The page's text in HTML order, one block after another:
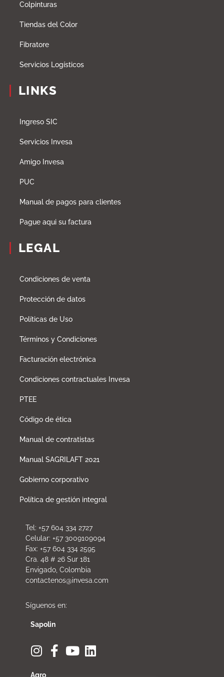
Colpinturas
Tiendas del Color
Fibratore
Servicios Logísticos
LINKS
Ingreso SIC
Servicios Invesa
Amigo Invesa
PUC
Manual de pagos para clientes
Pague aqui su factura
LEGAL
Condiciones de venta
Protección de datos
Políticas de Uso
Términos y Condiciones
Facturación electrónica
Condiciones contractuales Invesa
PTEE
Código de ética
Manual de contratistas
Manual SAGRILAFT 2021
Gobierno corporativo
Política de gestión integral
Tel: +57 604 334 2727
Celular: +57 3009109094
Fax: +57 604 334 2595
Cra. 48 # 26 Sur 181
Envigado, Colombia
contactenos@invesa.com
Síguenos en:
Sapolin
Agro